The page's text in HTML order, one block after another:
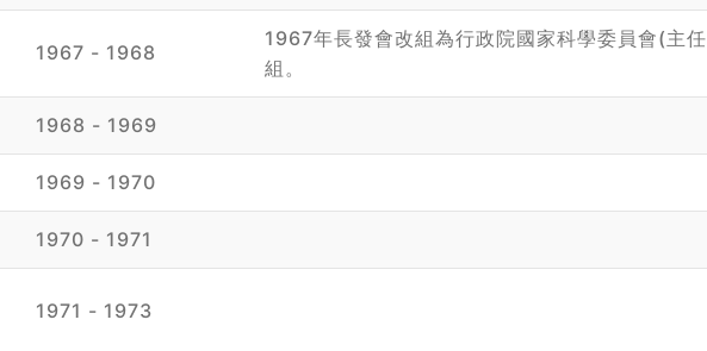
1967 - 1968
1967年長發會改組為行政院國家科學委員會(主
組。
1968 - 1969
1969 - 1970
1970 - 1971
1971 - 1973